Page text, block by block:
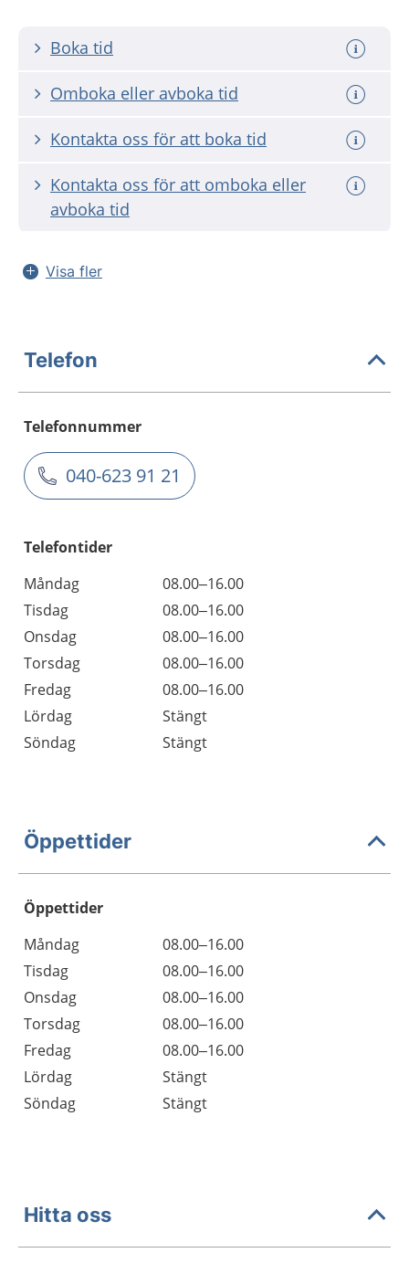
Boka tid
Omboka eller avboka tid
Kontakta oss för att boka tid
Kontakta oss för att omboka eller
avboka tid
Visa fler
Telefon
Telefonnummer
040-623 91 21
Telefontider
Måndag
08.00–16.00
Tisdag
08.00–16.00
Onsdag
08.00–16.00
Torsdag
08.00–16.00
Fredag
08.00–16.00
Lördag
Stängt
Söndag
Stängt
Öppettider
Öppettider
Dag
Öppettider
Kommentarer
Måndag
08.00–16.00
Tisdag
08.00–16.00
Onsdag
08.00–16.00
Torsdag
08.00–16.00
Fredag
08.00–16.00
Lördag
Stängt
Söndag
Stängt
Hitta oss